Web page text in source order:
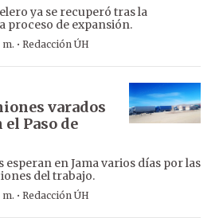
ya se recuperó tras la
proceso de expansión.
m. · Redacción ÚH
varados
Paso de
esperan en Jama varios días por las
del trabajo.
m. · Redacción ÚH